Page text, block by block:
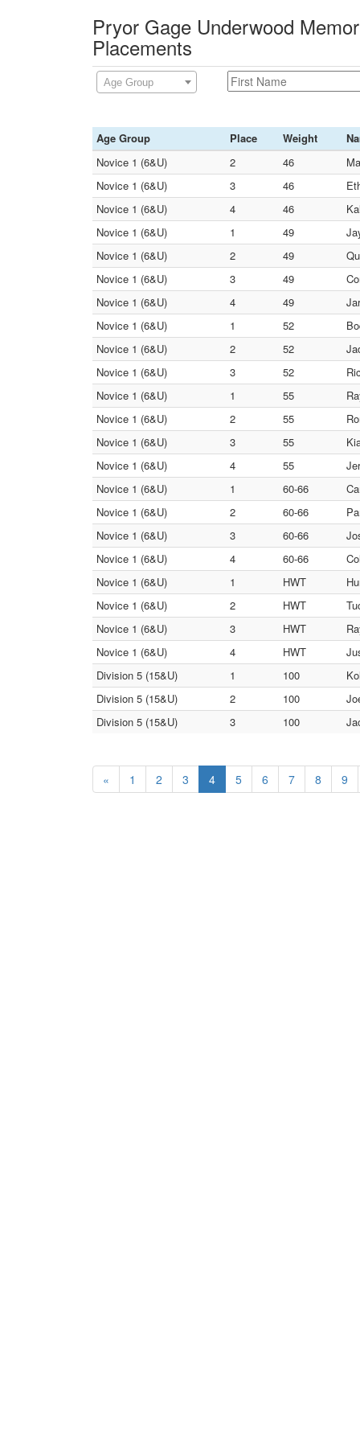
Pryor Gage Underwood
Placements
Age Group
Age Group Place Weight
Novice 1 (6&U)
2 46
Novice 1 (6&U)
3 46
Novice 1 (6&U)
4 46
Novice 1 (6&U)
1 49
Novice 1 (6&U)
2 49
Novice 1 (6&U)
3 49
Novice 1 (6&U)
4 49
Novice 1 (6&U)
1 52
Novice 1 (6&U)
2 52
Novice 1 (6&U)
3 52
Novice 1 (6&U)
1 55
Novice 1 (6&U)
2 55
Novice 1 (6&U)
3 55
Novice 1 (6&U)
4 55
Novice 1 (6&U)
1 60-66
Novice 1 (6&U)
2 60-66
Novice 1 (6&U)
3 60-66
Novice 1 (6&U)
4 60-66
Novice 1 (6&U)
1 HWT
Novice 1 (6&U)
2 HWT
Novice 1 (6&U)
3 HWT
Novice 1 (6&U)
4 HWT
Division 5 (15&U)
1 100
Division 5 (15&U)
2 100
Division 5 (15&U)
3 100
« 1 2 3 4 5 6 7 8 9